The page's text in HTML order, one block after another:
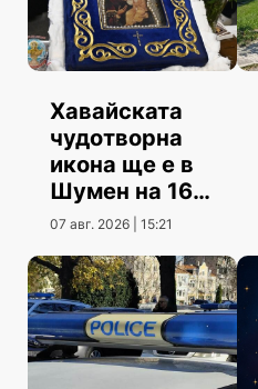
Хавайската
чудотворна
икона ще е в
Шумен на 16
август
07 авг. 2026 | 15:21